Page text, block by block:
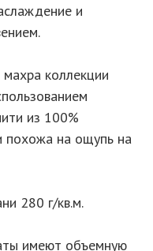
и
коллекции
из 100%
похожа на ощупь на
280 г/кв.м.
имеют объемную